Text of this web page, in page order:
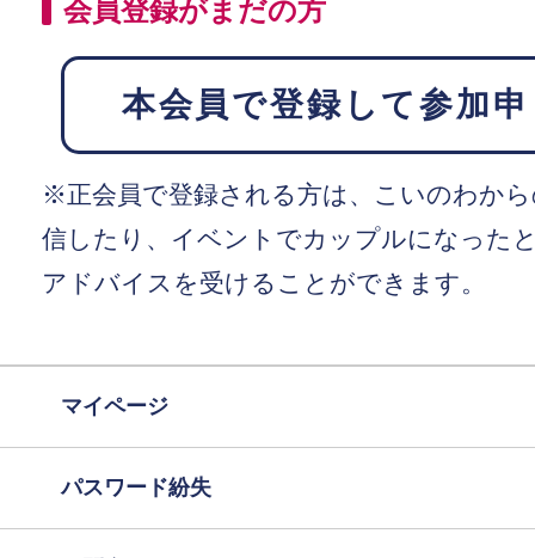
会員登録がまだの方
本会員で登録して参加
※正会員で登録される方は、こいのわか
信したり、イベントでカップルになった
アドバイスを受けることができます。
マイページ
パスワード紛失